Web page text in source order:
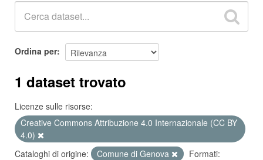
Ordina per
1 dataset trovato
Licenze sulle risorse:
Creative Commons Attribuzione 4.0 Internazionale (CC BY
4.0)
Cataloghi di origine:
Comune di Genova
Formati: